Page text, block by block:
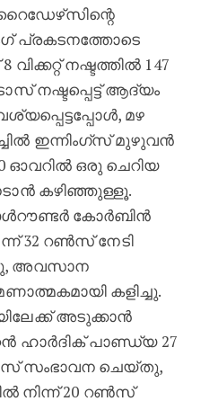
പ്രകടനത്തോടെ
നഷ്ടത്തിൽ 147
നഷ്ടപ്പെട്ട് ആദ്യം
മഴ
ഇന്നിംഗ്‌സ് മുഴുവൻ
ഓവറിൽ ഒരു ചെറിയ
കഴിഞ്ഞുള്ളൂ.
കോർബിൻ
32 റൺസ് നേടി
അവസാന
കളിച്ചു.
അടുക്കാൻ
ഹാർദിക് പാണ്ഡ്യ 27
സംഭാവന ചെയ്തു,
നിന്ന് 20 റൺസ്